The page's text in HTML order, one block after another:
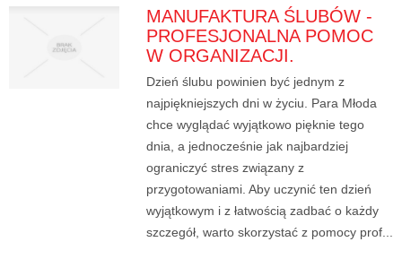
MANUFAKTURA ŚLUBÓW -
PROFESJONALNA POMOC
W ORGANIZACJI.
Dzień ślubu powinien być jednym z
najpiękniejszych dni w życiu. Para Młoda
chce wyglądać wyjątkowo pięknie tego
dnia, a jednocześnie jak najbardziej
ograniczyć stres związany z
przygotowaniami. Aby uczynić ten dzień
wyjątkowym i z łatwością zadbać o każdy
szczegół, warto skorzystać z pomocy prof...